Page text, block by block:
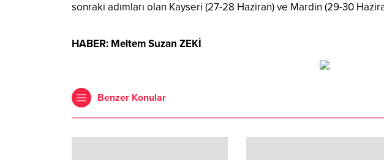
sonraki adımları olan Kayseri (27-28 Haziran) ve Mardin (29-30
HABER: Meltem Suzan ZEKİ
Benzer Konular